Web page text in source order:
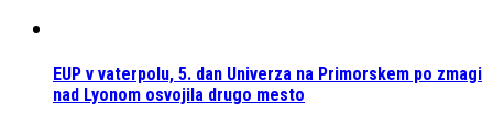
EUP v vaterpolu, 5. dan Univerza na Primorskem po zmagi
nad Lyonom osvojila drugo mesto